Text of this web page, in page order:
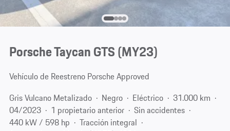
Porsche Taycan GTS (MY23)
Vehículo de Reestreno Porsche Approved
Gris Vulcano Metalizado
Negro Eléctrico
31.000 km
04/2023
1 propietario anterior
Sin accidentes
440 kW / 598 hp
Tracción integral